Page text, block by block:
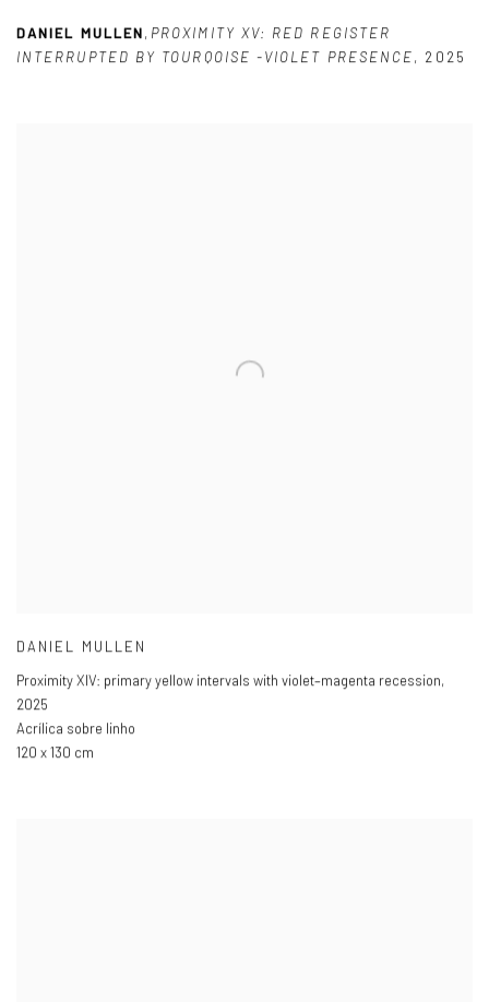
DANIEL MULLEN, PROXIMITY XV: RED REGISTER
INTERRUPTED BY TOURQOISE -VIOLET PRESENCE, 2025
DANIEL MULLEN
Proximity XIV: primary yellow intervals with violet–magenta recession,
2025
Acrílica sobre linho
120 x 130 cm